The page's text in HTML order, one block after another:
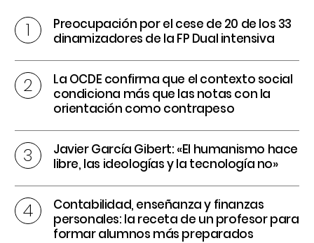
Preocupación por el cese de 20 de los 33
dinamizadores de la FP Dual intensiva
La OCDE confirma que el contexto social
condiciona más que las notas con la
orientación como contrapeso
Javier García Gibert: «El humanismo hace
libre, las ideologías y la tecnología no»
Contabilidad, enseñanza y finanzas
personales: la receta de un profesor para
formar alumnos más preparados